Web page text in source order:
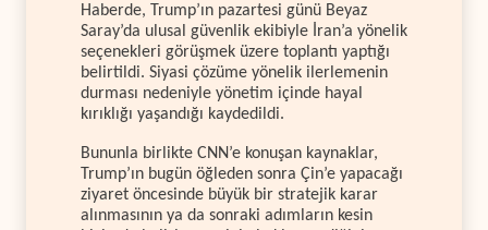
Haberde, Trump’ın pazartesi günü Beyaz
Saray’da ulusal güvenlik ekibiyle İran’a yönelik
seçenekleri görüşmek üzere toplantı yaptığı
belirtildi. Siyasi çözüme yönelik ilerlemenin
durması nedeniyle yönetim içinde hayal
kırıklığı yaşandığı kaydedildi.
Bununla birlikte CNN’e konuşan kaynaklar,
Trump’ın bugün öğleden sonra Çin’e yapacağı
ziyaret öncesinde büyük bir stratejik karar
alınmasının ya da sonraki adımların kesin